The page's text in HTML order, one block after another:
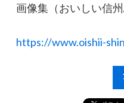
画像集（おいしい信州
https://www.oishii-